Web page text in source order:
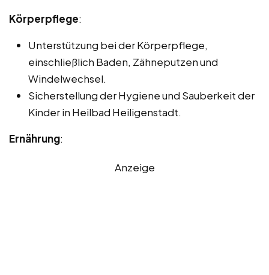
Körperpflege:
Unterstützung bei der Körperpflege,
einschließlich Baden, Zähneputzen und
Windelwechsel.
Sicherstellung der Hygiene und Sauberkeit der
Kinder in Heilbad Heiligenstadt.
Ernährung:
Anzeige